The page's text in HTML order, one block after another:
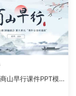
山早行课件PPT模